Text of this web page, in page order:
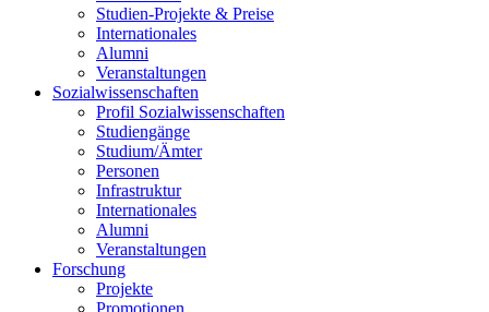
Studien-Projekte & Preise
Internationales
Alumni
Veranstaltungen
Sozialwissenschaften
Profil Sozialwissenschaften
Studiengänge
Studium/Ämter
Personen
Infrastruktur
Internationales
Alumni
Veranstaltungen
Forschung
Projekte
Promotionen